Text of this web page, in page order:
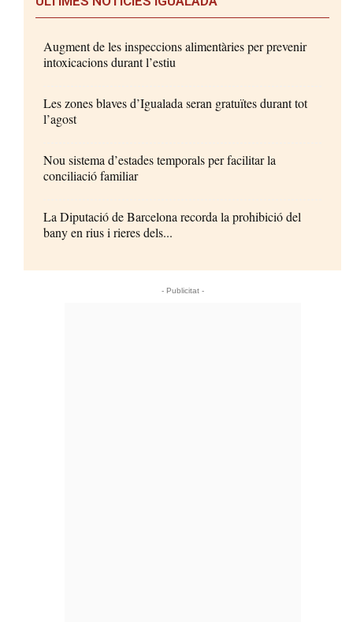
Augment de les inspeccions alimentàries per prevenir
intoxicacions durant l’estiu
Les zones blaves d’Igualada seran gratuïtes durant tot
l’agost
Nou sistema d’estades temporals per facilitar la
conciliació familiar
La Diputació de Barcelona recorda la prohibició del
bany en rius i rieres dels...
- Publicitat -